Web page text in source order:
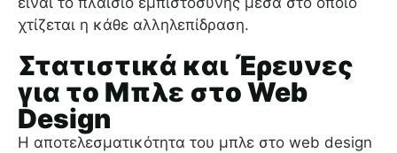
χτίζεται η κάθε αλληλεπίδραση.
Στατιστικά και Έρευνες
για το Μπλε στο Web
Design
Η αποτελεσματικότητα του μπλε στο web design